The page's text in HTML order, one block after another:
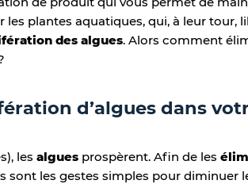
-
f
les plantes aquatiques, qui, à leur tour,
des algues. Alors comment
d’algues dans
les algues prospèrent. Afin de les
sont les gestes simples pour diminuer